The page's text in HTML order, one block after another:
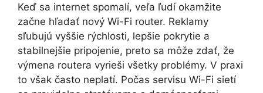
Keď sa internet spomalí, veľa ľudí okamžite
začne hľadať nový Wi-Fi router. Reklamy
sľubujú vyššie rýchlosti, lepšie pokrytie a
stabilnejšie pripojenie, preto sa môže zdať, že
výmena routera vyrieši všetky problémy. V praxi
to však často neplatí. Počas servisu Wi-Fi sietí